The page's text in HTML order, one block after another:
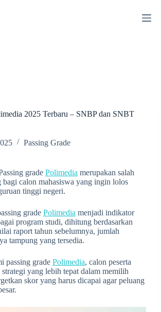
2025 Terbaru – SNBP dan SNBT
Passing Grade
grade Polimedia merupakan salah
bagi calon mahasiswa yang ingin lolos
tinggi negeri.
grade Polimedia menjadi indikator
program studi, dihitung berdasarkan
raport tahun sebelumnya, jumlah
tampung yang tersedia.
passing grade Polimedia, calon peserta
yang lebih tepat dalam memilih
skor yang harus dicapai agar peluang